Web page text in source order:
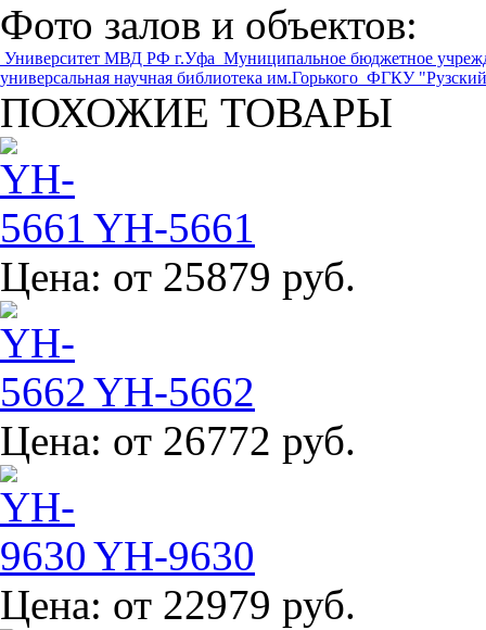
Фото залов и объектов:
Университет МВД РФ г.Уфа Муниципальное бюджетное
универсальная научная библиотека им.Горького ФГКУ
ПОХОЖИЕ ТОВАРЫ
YH-5661
Цена: от 25879 руб.
YH-5662
Цена: от 26772 руб.
YH-9630
Цена: от 22979 руб.